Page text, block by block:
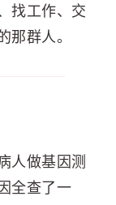
找工作、交
那群人。
人做基因测
全查了一